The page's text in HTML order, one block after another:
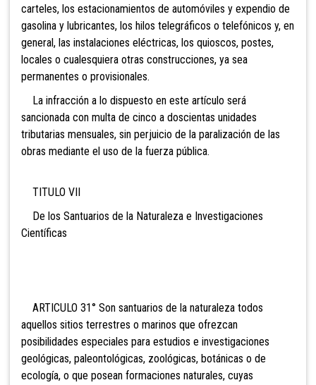
carteles, los estacionamientos de automóviles y expendio de
gasolina y lubricantes, los hilos telegráficos o telefónicos y, en
general, las instalaciones eléctricas, los quioscos, postes,
locales o cualesquiera otras construcciones, ya sea
permanentes o provisionales.
La infracción a lo dispuesto en este artículo será
sancionada con multa de cinco a doscientas unidades
tributarias mensuales, sin perjuicio de la paralización de las
obras mediante el uso de la fuerza pública.
TITULO VII
De los Santuarios de la Naturaleza e Investigaciones
Científicas
ARTICULO 31° Son santuarios de la naturaleza todos
aquellos sitios terrestres o marinos que ofrezcan
posibilidades especiales para estudios e investigaciones
geológicas, paleontológicas, zoológicas, botánicas o de
ecología, o que posean formaciones naturales, cuyas